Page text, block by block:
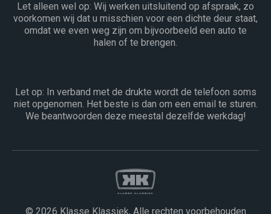
Let alleen wel op: Wij werken uitsluitend op afspraak, zo
voorkomen wij dat u misschien voor een dichte deur staat,
omdat we even weg zijn om bijvoorbeeld een auto te
halen of te brengen.
Let op: In verband met de drukte wordt de telefoon soms
niet opgenomen. Het beste is dan om een email te sturen.
We beantwoorden deze meestal dezelfde werkdag!
© 2026 Klasse Klassiek, Alle rechten voorbehouden